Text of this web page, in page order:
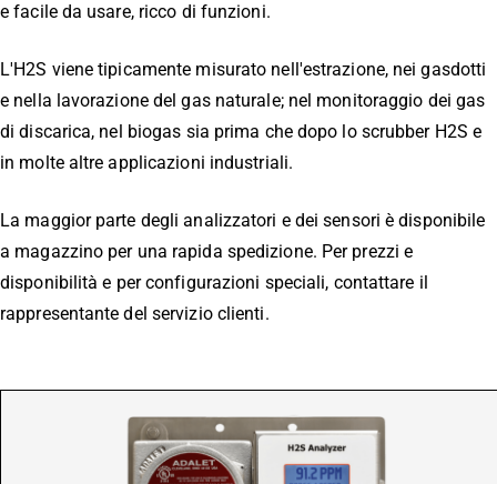
e facile da usare, ricco di funzioni.
L'H2S viene tipicamente misurato nell'estrazione, nei gasdotti
e nella lavorazione del gas naturale; nel monitoraggio dei gas
di discarica, nel biogas sia prima che dopo lo scrubber H2S e
in molte altre applicazioni industriali.
La maggior parte degli analizzatori e dei sensori è disponibile
a magazzino per una rapida spedizione. Per prezzi e
disponibilità e per configurazioni speciali, contattare il
rappresentante del servizio clienti.